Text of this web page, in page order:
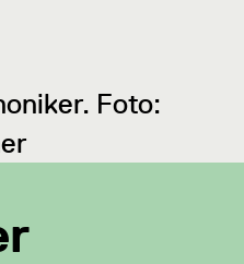
Foto: